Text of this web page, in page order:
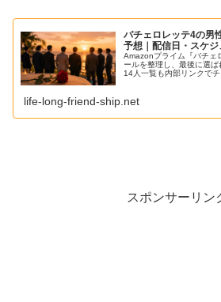
バチェロレッテ4の男
予想｜配信日・スケジ
Amazonプライム『バチェ
ールを整理し、最後に選
14人一覧も内部リンクでチ
life-long-friend-ship.net
スポンサーリン